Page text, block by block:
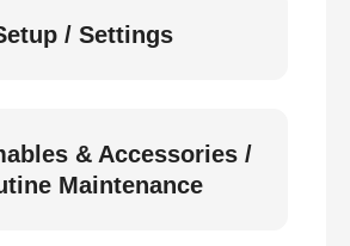
Setup / Settings
& Accessories /
Maintenance